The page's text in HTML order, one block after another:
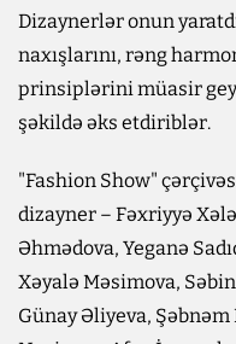
Dizaynerlər onun
naxışlarını, rəng
prinsiplərini müasir
şəkildə əks etdiriblər.
"Fashion Show"
dizayner – Fəxriyyə
Əhmədova, Yeganə
Xəyalə Məsimova,
Günay Əliyeva,